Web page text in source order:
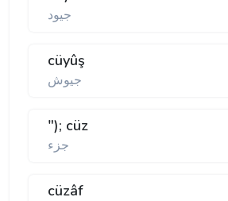
جيود
cüyûş
جيوش
"); cüz
جزء
cüzâf